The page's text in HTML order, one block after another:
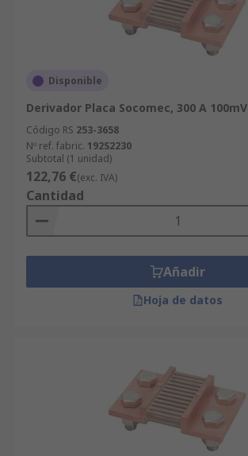
Disponible
Derivador Placa Socomec, 300 A 100mV
Código RS 253-3658
Nº ref. fabric. 192S2230
Subtotal (1 unidad)
122,76 €(exc. IVA)
Cantidad
Añadir
Hoja de datos